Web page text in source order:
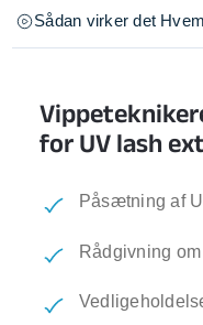
Sådan virker det
for UV lash
Påsætning af
Rådgivning